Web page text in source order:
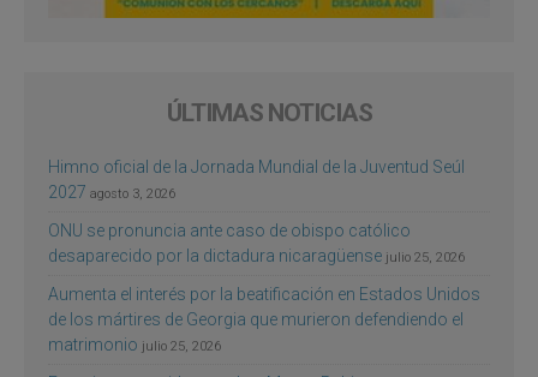
ÚLTIMAS NOTICIAS
Himno oficial de la Jornada Mundial de la Juventud Seúl
2027 agosto 3, 2026
ONU se pronuncia ante caso de obispo católico
desaparecido por la dictadura nicaragüense julio 25, 2026
Aumenta el interés por la beatificación en Estados Unidos
de los mártires de Georgia que murieron defendiendo el
matrimonio julio 25, 2026